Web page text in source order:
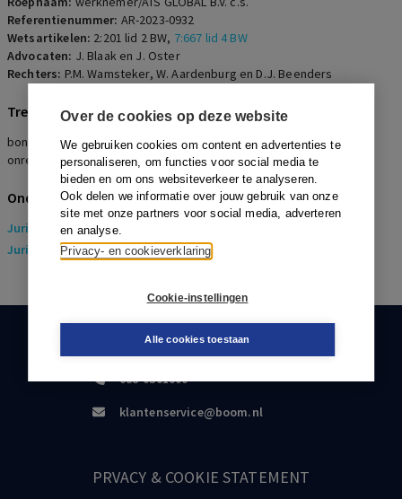
Over de cookies op deze website
We gebruiken cookies om content en advertenties te
personaliseren, om functies voor social media te
bieden en om ons websiteverkeer te analyseren.
Ook delen we informatie over jouw gebruik van onze
site met onze partners voor social media, adverteren
en analyse.
Privacy- en cookieverklaring
Cookie-instellingen
Alle cookies toestaan
Referentienummer: AR-2023-0932
Wetsartikelen: 2:201 lid 2 BW, 7:667 lid 4 BW
Advocaten: J. Blaak en J. Oster
Rechters: P.M. Wamsteker, W. Aardenburg en D.J. Beenders
Trefwoorden
bonusregeling, certificaten van aandelen, statutair bestuurder,
onregelmatige opzegging, 15 april-arresten
Onderwerpen
Juridisch> Arbeidsrecht
Juridisch> Sociaal Zekerheidsrecht
KLANTENSERVICE
088-0301000
klantenservice@boom.nl
PRVACY & COOKIE STATEMENT